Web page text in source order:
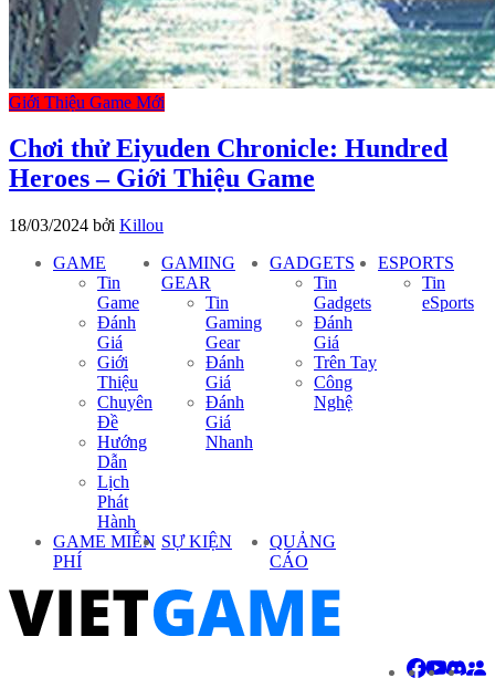
Giới Thiệu Game Mới
Chơi thử Eiyuden Chronicle: Hundred
Heroes – Giới Thiệu Game
18/03/2024 bởi Killou
GAME
Tin
Game
Đánh
Giá
Giới
Thiệu
Chuyên
Đề
Hướng
Dẫn
Lịch
Phát
Hành
GAMING
GEAR
Tin
Gaming
Gear
Đánh
Giá
Đánh
Giá
Nhanh
GADGETS
Tin
Gadgets
Đánh
Giá
Trên Tay
Công
Nghệ
ESPORTS
Tin
eSports
GAME MIỄN
PHÍ
SỰ KIỆN
QUẢNG
CÁO